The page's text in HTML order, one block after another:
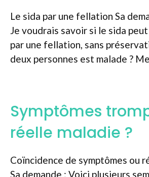
Le sida par une fellation Sa
Je voudrais savoir si le sida
par une fellation, sans
deux personnes est malade ?
Symptômes
réelle maladie ?
Coïncidence de symptômes ou
Sa demande : Voici plusieurs